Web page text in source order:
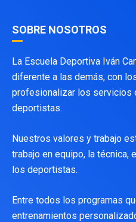
SOBRE NOSOTROS
La Escuela Deportiva Iván
diferente a las demás, con
profesionalizar los servicios
deportistas.
Nuestros valores y trabajo
trabajo en equipo, la técnica,
los deportistas.
Entre todos los programas
entrenamientos